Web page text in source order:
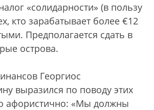
«солидарности» (в пользу
кто зарабатывает более €12
Предполагается сдать в
острова.
Георгиос
выразился по поводу этих
афористично: «Мы должны